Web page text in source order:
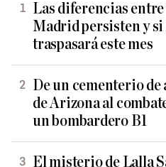
Las diferencias
Madrid persisten y si
traspasará este mes
De un cementerio de
de Arizona al
un bombardero B1
El misterio de Lalla